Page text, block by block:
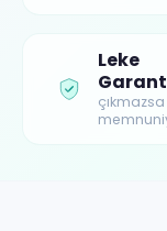
Leke
çıkmazsa